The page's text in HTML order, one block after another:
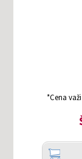
*Cena
Količina
Dodaj